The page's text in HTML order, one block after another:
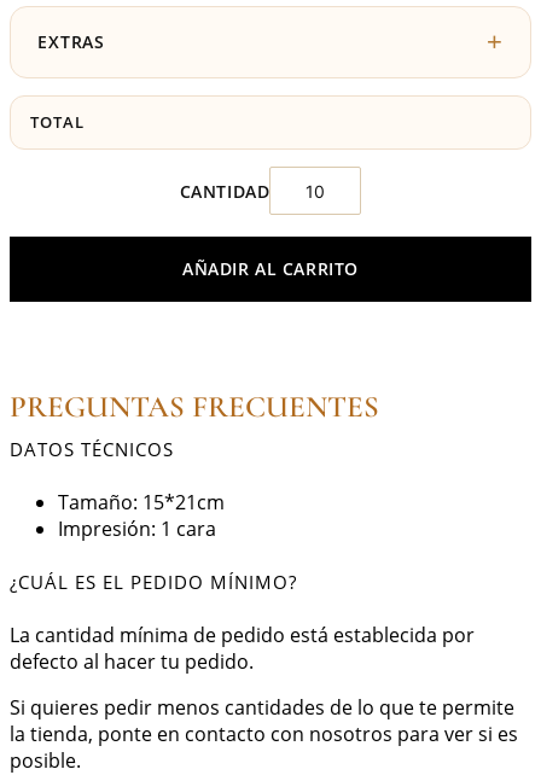
EXTRAS
TOTAL
AÑADIR AL CARRITO
PREGUNTAS FRECUENTES
DATOS TÉCNICOS
Tamaño: 15*21cm
Impresión: 1 cara
¿CUÁL ES EL PEDIDO MÍNIMO?
La cantidad mínima de pedido está establecida por
defecto al hacer tu pedido.
Si quieres pedir menos cantidades de lo que te permite
la tienda, ponte en contacto con nosotros para ver si es
posible.